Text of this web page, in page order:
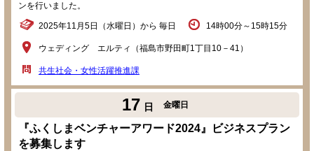
ンを行いました。
2025年11月5日（水曜日）から 毎日 14時00分～15時15分
ウェディング エルティ（福島市野田町1丁目10－41）
共生社会・女性活躍推進課
17 日 金曜日
『ふくしまベンチャーアワード2024』ビジネスプラン
を募集します